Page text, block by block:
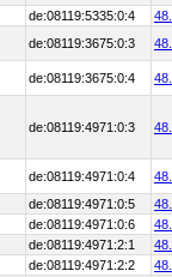
de:08119:5335:0:4
de:08119:3675:0:3
de:08119:3675:0:4
de:08119:4971:0:3
de:08119:4971:0:4
de:08119:4971:0:5
de:08119:4971:0:6
de:08119:4971:2:1
de:08119:4971:2:2